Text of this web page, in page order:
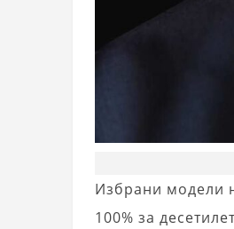
Избрани модели
100% за